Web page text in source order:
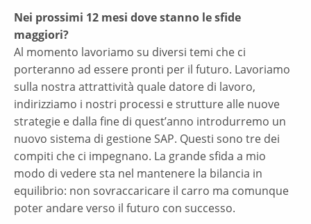
Nei prossimi 12 mesi dove stanno le sfide
maggiori?
Al momento lavoriamo su diversi temi che ci
porteranno ad essere pronti per il futuro. Lavoriamo
sulla nostra attrattività quale datore di lavoro,
indirizziamo i nostri processi e strutture alle nuove
strategie e dalla fine di quest’anno introdurremo un
nuovo sistema di gestione SAP. Questi sono tre dei
compiti che ci impegnano. La grande sfida a mio
modo di vedere sta nel mantenere la bilancia in
equilibrio: non sovraccaricare il carro ma comunque
poter andare verso il futuro con successo.